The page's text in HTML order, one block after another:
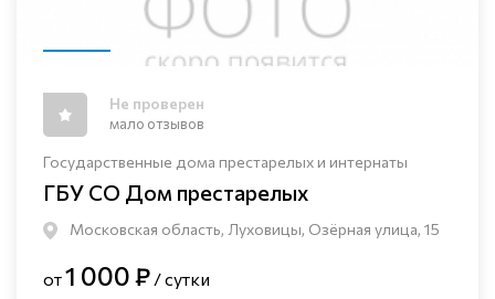
Государственные дома престарелых и интернаты
ГБУ СО Дом престарелых
Московская область, Луховицы, Озёрная улица, 15
Не проверен
мало отзывов
от1 000 ₽ / сутки